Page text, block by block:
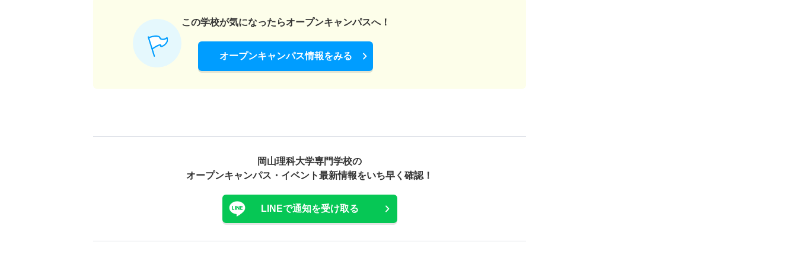
この学校が気になったらオープンキャンパスへ！
オープンキャンパス情報をみる
岡山理科大学専門学校の
オープンキャンパス・ イベント最新情報をいち早く確認！
LINEで通知を受け取る